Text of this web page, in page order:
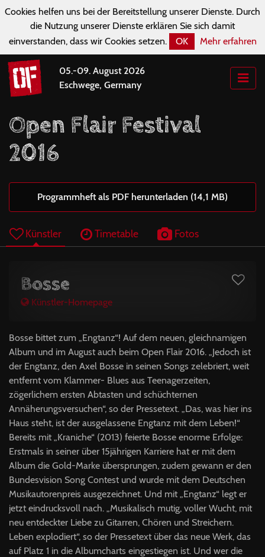
Cookies helfen uns bei der Bereitstellung unserer Dienste. Durch
die Nutzung unserer Dienste erklären Sie sich damit
einverstanden, dass wir Cookies setzen.
OK Mehr erfahren
05.-09. August 2026
Eschwege, Germany
Open Flair Festival
2016
Programmheft als PDF herunterladen (14,1 MB)
Künstler Timetable Fotos
Bosse
Künstler-Homepage
Bosse bittet zum „Engtanz“! Auf dem neuen, gleichnamigen
Album und im August auch beim Open Flair 2016. „Jedoch ist
der Engtanz, den Axel Bosse in seinen Songs zelebriert, weit
entfernt vom Klammer- Blues aus Teenagerzeiten,
zögerlichem ersten Abtasten und schüchternen
Annäherungsversuchen“, so der Pressetext. „Das, was hier ins
Haus steht, ist der ausgelassene Engtanz mit dem Leben!“
Bereits mit „Kraniche“ (2013) feierte Bosse enorme Erfolge:
Erstmals in seiner über 15jährigen Karriere hat er mit dem
Album die Gold-Marke übersprungen, zudem gewann er den
Bundesvision Song Contest und wurde mit dem Deutschen
Musikautorenpreis ausgezeichnet. Und mit „Engtanz“ legt er
jetzt eindrucksvoll nach. „Musikalisch mutig, voller Wucht, mit
neu entdeckter Liebe zu Gitarren, Chören und Streichern.
Leben explodiert“, so der Pressetext über das neue Werk, das
auf Platz 1 in die Albumcharts eingestiegen ist. Und wer die